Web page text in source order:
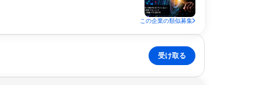
この企業の類似募集
受け取る